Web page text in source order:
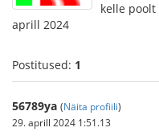
kelle poolt
aprill 2024
Postitused: 1
56789ya (Näita profiili)
29. aprill 2024 1:51.13